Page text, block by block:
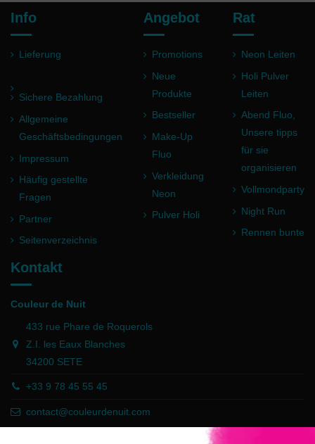
Info
Lieferung
Sichere Bezahlung
Allgemeine
Geschäftsbedingungen
Impressum
Häufig gestellte
Fragen
Partner
Seitenverzeichnis
Angebot
Promotions
Neue
Produkte
Bestseller
Make-Up
Fluo
Verkleidung
Neon
Pulver Holi
Rat
Neon Leiten
Holi Pulver
Leiten
Abend Fluo,
Unsere tipps
für sie
organisieren
Vollmondparty
Night Run
Rennen bunte
Kontakt
Couleur de Nuit
433 rue Phare de Roquerols
Z.I. les Eaux Blanches
34200 SETE
+33 9 78 45 55 45
contact@couleurdenuit.com